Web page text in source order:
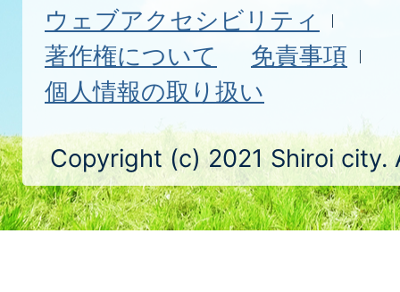
ウェブアクセシビリティ
著作権について
免責事項
個人情報の取り扱い
Copyright (c) 2021 Shiroi city.